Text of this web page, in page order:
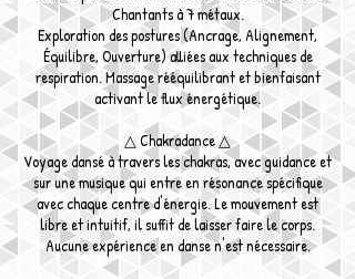
Chantants à 7 métaux.
Exploration des postures (Ancrage, Alignement,
Équilibre, Ouverture) alliées aux techniques de
respiration. Massage rééquilibrant et bienfaisant
activant le flux énergétique.
△ Chakradance △
Voyage dansé à travers les chakras, avec guidance et
sur une musique qui entre en résonance spécifique
avec chaque centre d'énergie. Le mouvement est
libre et intuitif, il suffit de laisser faire le corps.
Aucune expérience en danse n'est nécessaire.